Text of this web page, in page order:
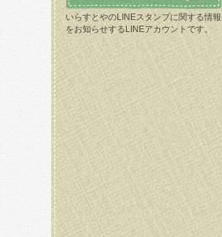
いらすとやのLINEスタンプに関する情報
をお知らせするLINEアカウントです。